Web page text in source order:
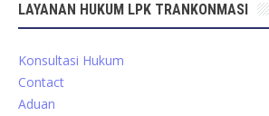
LAYANAN HUKUM LPK TRANKONMASI
Konsultasi Hukum
Contact
Aduan